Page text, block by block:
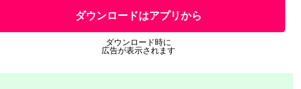
ダウンロードはアプリから
ダウンロード時に
広告が表示されます